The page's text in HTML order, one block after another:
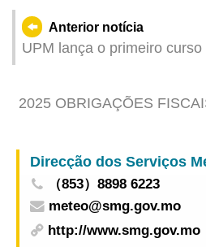
Anterior notícia
UPM lança o primeiro
2025 OBRIGAÇÕES
（853）8898 6223
meteo@smg.gov.mo
http://www.smg.gov.mo